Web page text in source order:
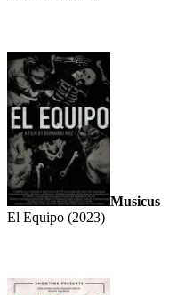
Musicus
El Equipo (2023)